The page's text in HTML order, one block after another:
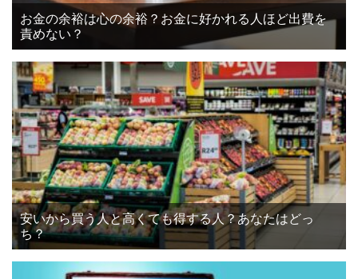
お金の余裕は心の余裕？お金に好かれる人ほど出費を
責めない？
安いから買う人と高くても得する人？あなたはどっ
ち？